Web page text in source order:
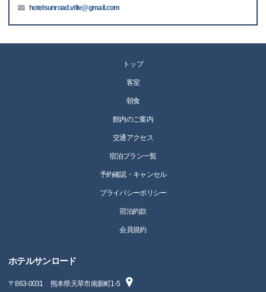
hotelsunroad.ville@gmail.com
トップ
客室
朝食
館内のご案内
交通アクセス
宿泊プラン一覧
予約確認・キャンセル
プライバシーポリシー
宿泊約款
会員規約
ホテルサンロード
〒863-0031 熊本県天草市南新町1-5